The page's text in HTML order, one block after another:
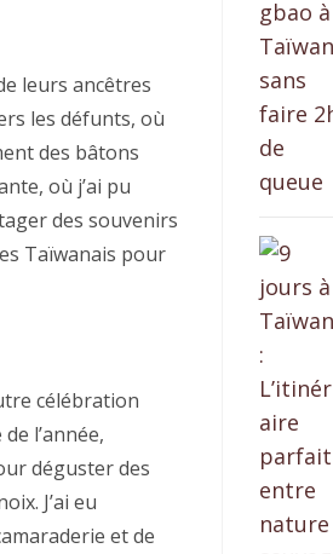
leurs ancêtres
les défunts, où
des bâtons
où j’ai pu
des souvenirs
Taïwanais pour
célébration
l’année,
déguster des
J’ai eu
et de